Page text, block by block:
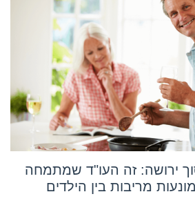
ירושה: זה העו"ד שמתמחה
מריבות בין הילדים